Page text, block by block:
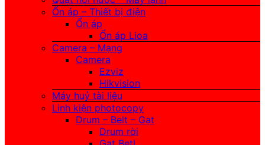
Ổn áp – Thiết bị điện
Ổn áp
Ổn áp Lioa
Camera – Mạng
Camera
Ezviz
Hikvision
Máy huỷ tài liệu
Linh kiện photocopy
Drum – Belt – Gạt
Drum rời